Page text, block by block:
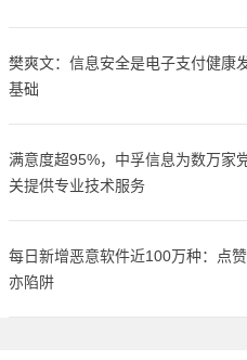
樊爽文：信息安全是电子支付健康
基础
满意度超95%，中孚信息为数万家
关提供专业技术服务
每日新增恶意软件近100万种：点
亦陷阱